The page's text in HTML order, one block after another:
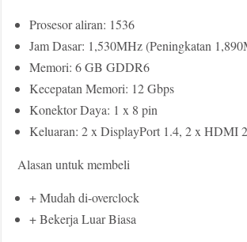
Prosesor aliran: 1536
Jam Dasar: 1,530MHz (Peningkatan
Memori: 6 GB GDDR6
Kecepatan Memori: 12 Gbps
Konektor Daya: 1 x 8 pin
Keluaran: 2 x DisplayPort 1.4, 2 x HDMI
Alasan untuk membeli
+ Mudah di-overclock
+ Bekerja Luar Biasa